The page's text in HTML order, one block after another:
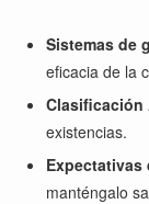
Sistemas de
eficacia de la
Clasificación
existencias.
manténgalo